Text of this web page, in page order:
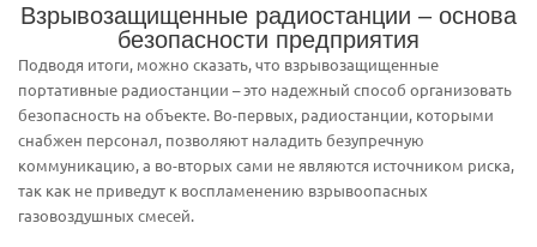
Взрывозащищенные радиостанции – основа
безопасности предприятия
Подводя итоги, можно сказать, что взрывозащищенные
портативные радиостанции – это надежный способ организовать
безопасность на объекте. Во-первых, радиостанции, которыми
снабжен персонал, позволяют наладить безупречную
коммуникацию, а во-вторых сами не являются источником риска,
так как не приведут к воспламенению взрывоопасных
газовоздушных смесей.